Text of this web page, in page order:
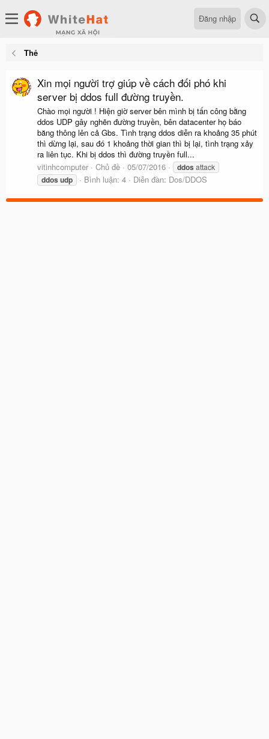
Đăng nhập
Thẻ
Xin mọi người trợ giúp về cách đối phó khi
server bị ddos full đường truyền.
Chào mọi người ! Hiện giờ server bên mình bị tấn công bằng
ddos UDP gây nghẽn đường truyền, bên datacenter họ báo
băng thông lên cả Gbs. Tình trạng ddos diễn ra khoảng 35 phút
thì dừng lại, sau đó 1 khoảng thời gian thì bị lại, tình trạng xảy
ra liên tục. Khi bị ddos thì đường truyền full...
vitinhcomputer
Chủ đề 05/07/2016 ddos attack
ddos udp Bình luận: 4 Diễn đàn: Dos/DDOS